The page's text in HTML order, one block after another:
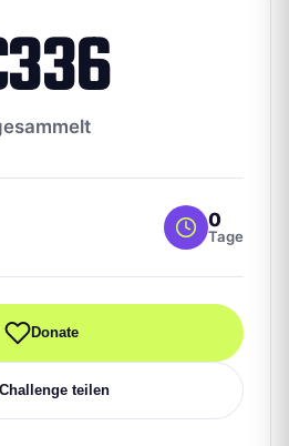
336
0
Tage
Donate
Challenge teilen